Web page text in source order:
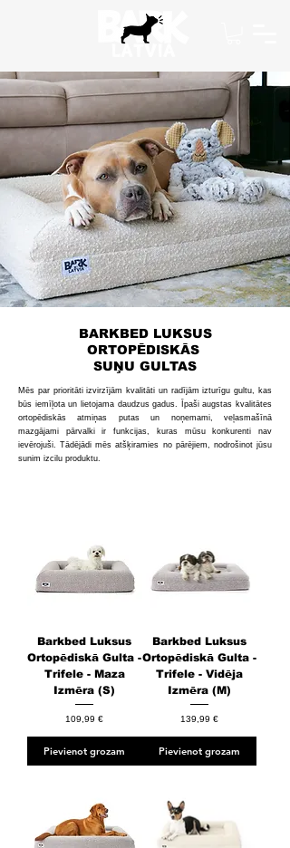
BARKBED LUKSUS
ORTOPĒDISKĀS
SUŅU GULTAS
Mēs par prioritāti izvirzījām kvalitāti un radījām izturīgu gultu, kas
būs iemīļota un lietojama daudzus gadus. Īpaši augstas kvalitātes
ortopēdiskās atmiņas putas un noņemami, veļasmašīnā
mazgājami pārvalki ir funkcijas, kuras mūsu konkurenti nav
ievērojuši. Tādējādi mēs atšķiramies no pārējiem, nodrošinot jūsu
sunim izcilu produktu.
Barkbed Luksus
Ortopēdiskā Gulta -
Trifele - Maza
Izmēra (S)
Cena
109,99 €
Pievienot grozam
Barkbed Luksus
Ortopēdiskā Gulta -
Trifele - Vidēja
Izmēra (M)
Cena
139,99 €
Pievienot grozam